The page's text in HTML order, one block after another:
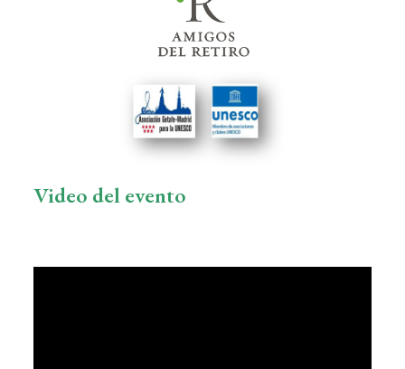
Video del evento